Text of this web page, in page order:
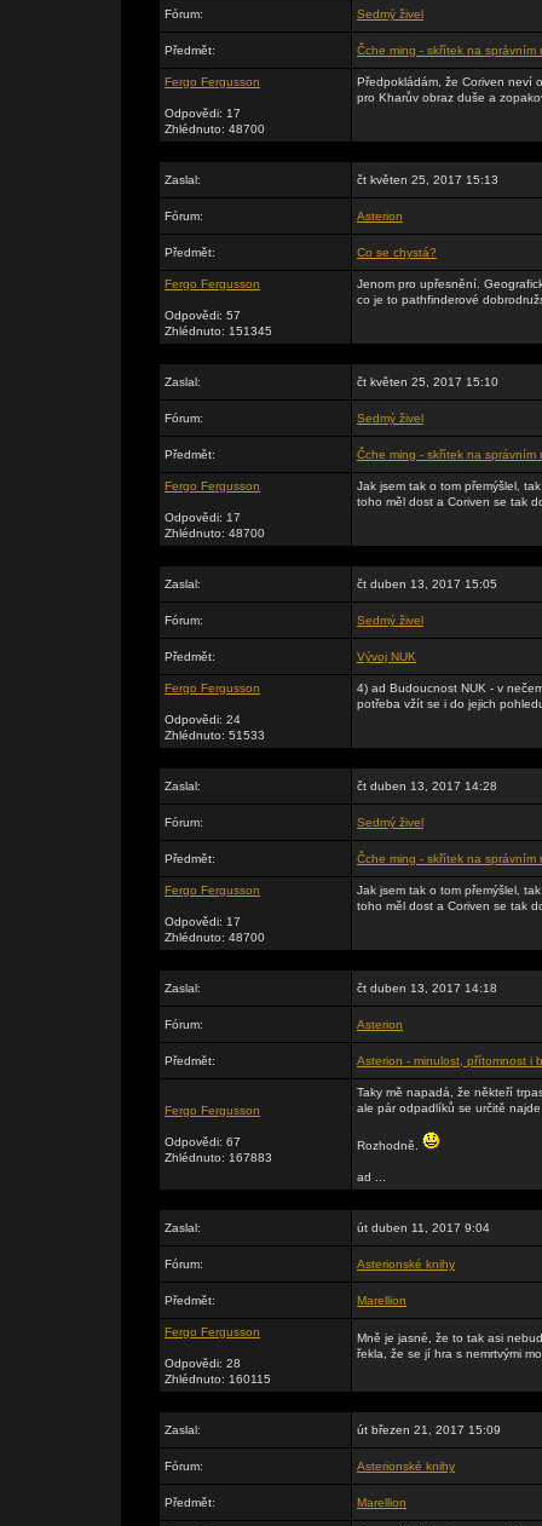
Fórum: Sedmý živel
Předmět: Čche ming - skřítek na správním
Fergo Fergusson
Odpovědi: 17
Zhlédnuto: 48700
Předpokládám, že Coriven neví
pro Kharův obraz duše a
Zaslal: čt květen 25, 2017 15:13
Fórum: Asterion
Předmět: Co se chystá?
Fergo Fergusson
Odpovědi: 57
Zhlédnuto: 151345
Jenom pro upřesnění.
co je to pathfinderové
Zaslal: čt květen 25, 2017 15:10
Fórum: Sedmý živel
Předmět: Čche ming - skřítek na správním
Fergo Fergusson
Odpovědi: 17
Zhlédnuto: 48700
Jak jsem tak o tom přemýšlel,
toho měl dost a Coriven se tak
Zaslal: čt duben 13, 2017 15:05
Fórum: Sedmý živel
Předmět: Vývoj NUK
Fergo Fergusson
Odpovědi: 24
Zhlédnuto: 51533
4) ad Budoucnost NUK - v
potřeba vžít se i do jejich
Zaslal: čt duben 13, 2017 14:28
Fórum: Sedmý živel
Předmět: Čche ming - skřítek na správním
Fergo Fergusson
Odpovědi: 17
Zhlédnuto: 48700
Jak jsem tak o tom přemýšlel,
toho měl dost a Coriven se tak
Zaslal: čt duben 13, 2017 14:18
Fórum: Asterion
Předmět: Asterion - minulost, přítomnost i
Fergo Fergusson
Odpovědi: 67
Zhlédnuto: 167883
Taky mě napadá, že někteří
ale pár odpadlíků se určitě
Rozhodně.
ad ...
Zaslal: út duben 11, 2017 9:04
Fórum: Asterionské knihy
Předmět: Marellion
Fergo Fergusson
Odpovědi: 28
Zhlédnuto: 160115
Mně je jasné, že to tak asi
řekla, že se jí hra s nemrtvými
Zaslal: út březen 21, 2017 15:09
Fórum: Asterionské knihy
Předmět: Marellion